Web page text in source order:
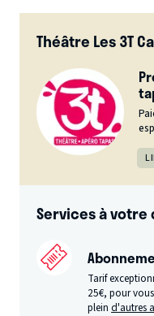
Théâtre Les 3T
Services à
Tarif
25€, pour
pleind'autres